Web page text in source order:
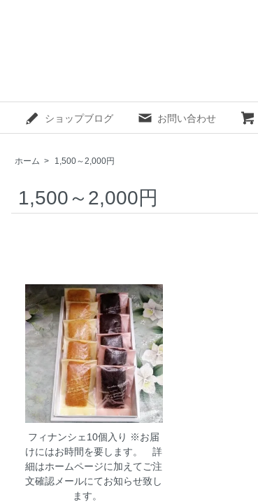
ショップブログ お問い合わせ
ホーム > 1,500～2,000円
1,500～2,000円
フィナンシェ10個入り ※お届
けにはお時間を要します。 詳
細はホームページに加えてご注
文確認メールにてお知らせ致し
ます。